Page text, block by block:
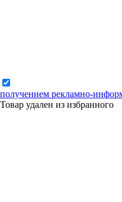
получением рекламно-
Товар удален из избранного